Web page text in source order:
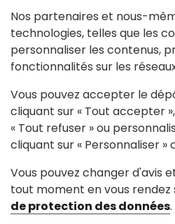
Nos partenaires et nous-
technologies, telles que les
personnaliser les contenus,
fonctionnalités sur les
Vous pouvez accepter le
cliquant sur « Tout accepter
« Tout refuser » ou
cliquant sur « Personnaliser »
Vous pouvez changer d'avis
tout moment en vous rendez
de protection des données.
Mairie du
62 Rue de Bel air
Tél : 02.40.25.40.18
Horaires
Lundi : 14 h à